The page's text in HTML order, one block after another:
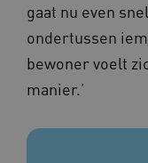
gaat nu even
ondertussen
bewoner voelt
manier.’